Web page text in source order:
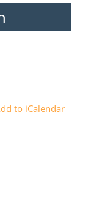
to iCalendar